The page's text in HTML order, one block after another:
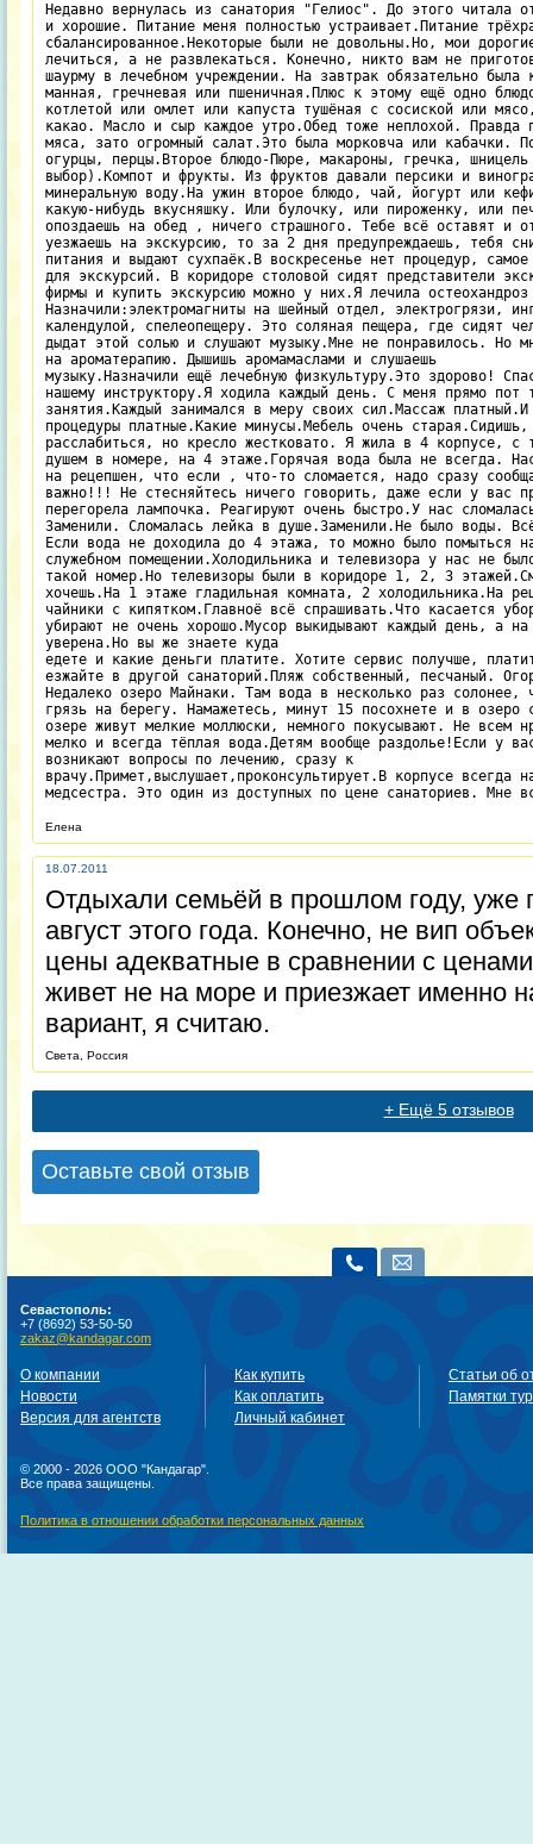
Недавно вернулась из санатория "Гелиос". До этого читала
и хорошие. Питание меня полностью устраивает.Питание
сбалансированное.Некоторые были не довольны.Но, мои
лечиться, а не развлекаться. Конечно, никто вам не
шаурму в лечебном учреждении. На завтрак обязательно
манная, гречневая или пшеничная.Плюс к этому ещё одно
котлетой или омлет или капуста тушёная с сосиской или
какао. Масло и сыр каждое утро.Обед тоже неплохой. Правда
мяса, зато огромный салат.Это была морковча или кабачки.
огурцы, перцы.Второе блюдо-Пюре, макароны, гречка,
выбор).Компот и фрукты. Из фруктов давали персики и
минеральную воду.На ужин второе блюдо, чай, йогурт или
какую-нибудь вкусняшку. Или булочку, или пироженку, или
опоздаешь на обед , ничего страшного. Тебе всё оставят и
уезжаешь на экскурсию, то за 2 дня предупреждаешь, тебя
питания и выдают сухпаёк.В воскресенье нет процедур,
для экскурсий. В коридоре столовой сидят представители
фирмы и купить экскурсию можно у них.Я лечила
Назначили:электромагниты на шейный отдел, электрогрязи,
календулой, спелеопещеру. Это соляная пещера, где сидят
дыдат этой солью и слушают музыку.Мне не понравилось.
на ароматерапию. Дышишь аромамаслами и слушаешь
музыку.Назначили ещё лечебную физкультуру.Это здорово!
нашему инструктору.Я ходила каждый день. С меня прямо
занятия.Каждый занимался в меру своих сил.Массаж
процедуры платные.Какие минусы.Мебель очень
расслабиться, но кресло жестковато. Я жила в 4 корпусе, с
душем в номере, на 4 этаже.Горячая вода была не всегда.
на рецепшен, что если , что-то сломается, надо сразу
важно!!! Не стесняйтесь ничего говорить, даже если у вас
перегорела лампочка. Реагируют очень быстро.У нас
Заменили. Сломалась лейка в душе.Заменили.Не было воды.
Если вода не доходила до 4 этажа, то можно было помыться
служебном помещении.Холодильника и телевизора у нас не
такой номер.Но телевизоры были в коридоре 1, 2, 3
хочешь.На 1 этаже гладильная комната, 2 холодильника.На
чайники с кипятком.Главноё всё спрашивать.Что касается
убирают не очень хорошо.Мусор выкидывают каждый день, а
уверена.Но вы же знаете куда
едете и какие деньги платите. Хотите сервис получше,
езжайте в другой санаторий.Пляж собственный, песчаный.
Недалеко озеро Майнаки. Там вода в несколько раз
грязь на берегу. Намажетесь, минут 15 посохнете и в озеро
озере живут мелкие моллюски, немного покусывают. Не всем
мелко и всегда тёплая вода.Детям вообще раздолье!Если у
возникают вопросы по лечению, сразу к
врачу.Примет,выслушает,проконсультирует.В корпусе всегда
медсестра. Это один из доступных по цене санаториев. Мне
Елена
18.07.2011
Отдыхали семьёй в прошлом году, уже
август этого года. Конечно, не вип
цены адекватные в сравнении с
живет не на море и приезжает именно
вариант, я считаю.
Света, Россия
+ Ещё 5 отзывов
Оставьте свой отзыв
Севастополь:
+7 (8692) 53-50-50
zakaz@kandagar.com
О компании
Новости
Версия для агентств
Как купить
Как оплатить
Личный кабинет
Статьи об
Памятки
© 2000 - 2026 ООО "Кандагар".
Все права защищены.
Политика в отношении обработки персональных данных